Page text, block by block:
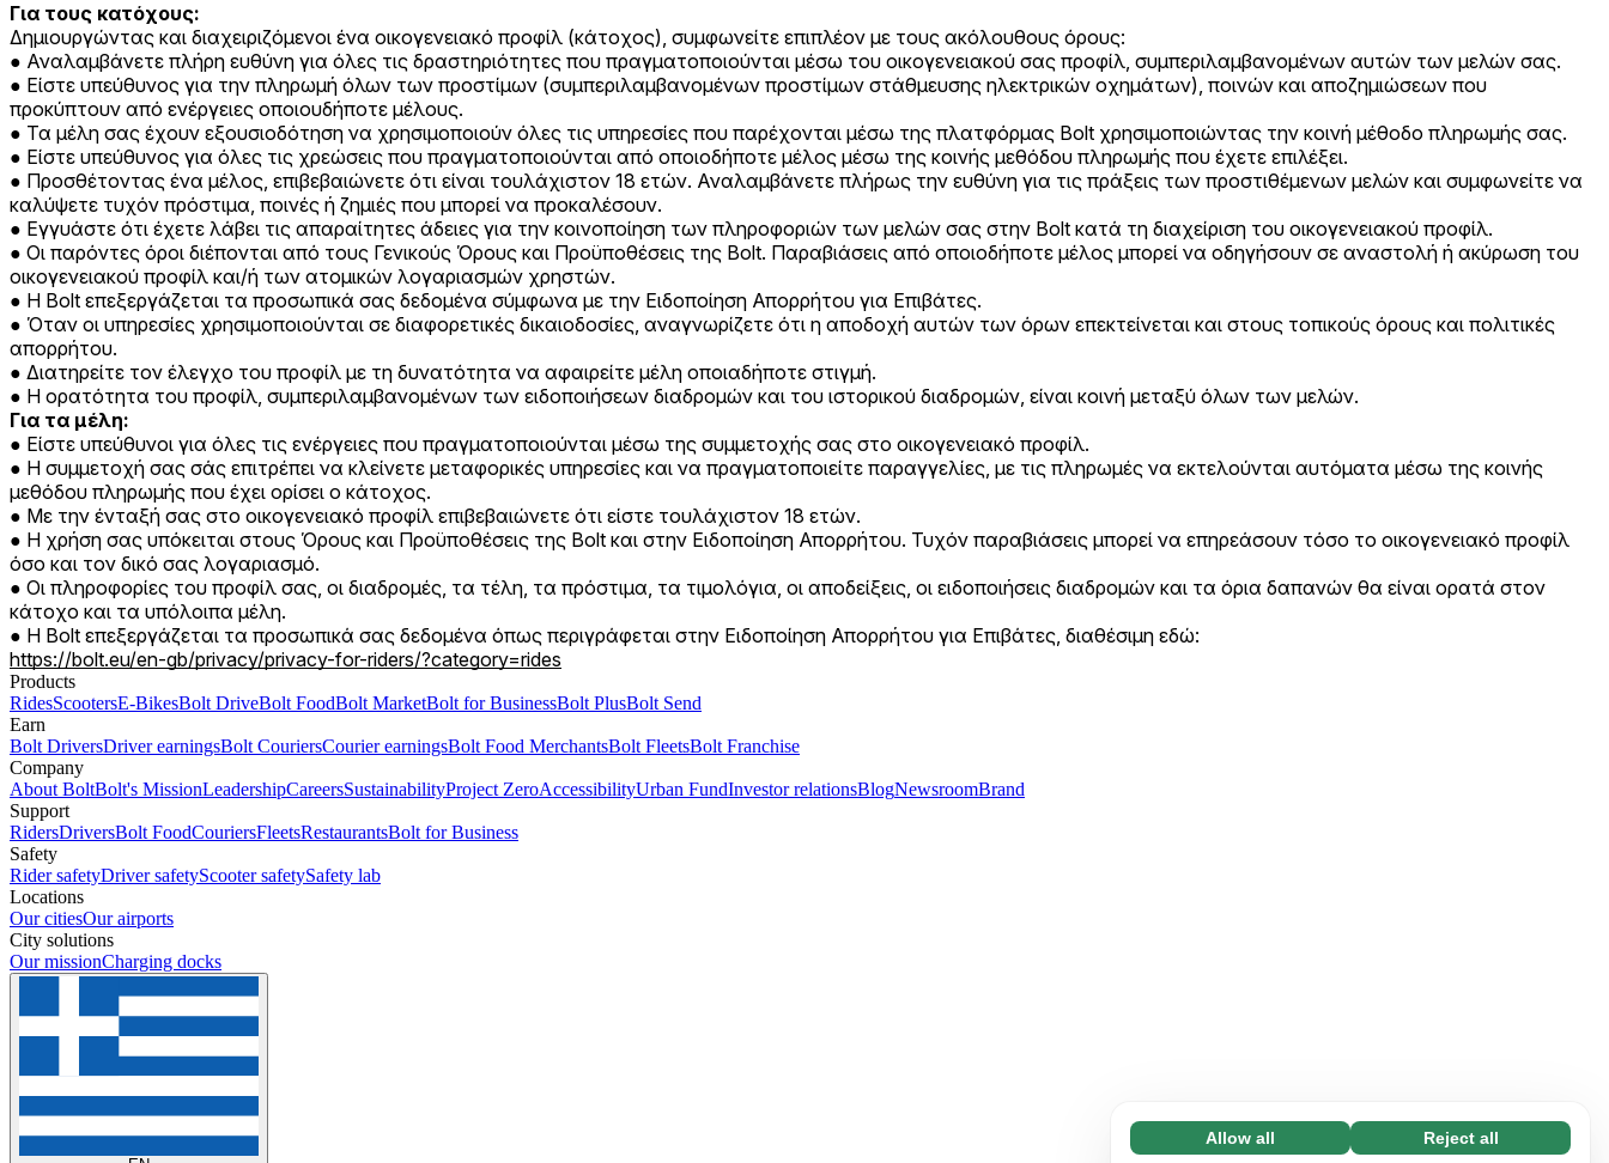
Necessary (65)
Allow all Reject all
Για τους κατόχους:
Δημιουργώντας και διαχειριζόμενοι ένα οικογενειακό προφίλ (κάτοχος), συμφωνείτε επιπλέον με τους ακόλουθους όρους:
Αναλαμβάνετε πλήρη ευθύνη για όλες τις δραστηριότητες που πραγματοποιούνται μέσω του οικογενειακού σας προφίλ, συμπεριλαμβανομένων αυτών των μελών σας.
Είστε υπεύθυνος για την πληρωμή όλων των προστίμων (συμπεριλαμβανομένων προστίμων στάθμευσης ηλεκτρικών οχημάτων), ποινών και αποζημιώσεων που
προκύπτουν από ενέργειες οποιουδήποτε μέλους.
Τα μέλη σας έχουν εξουσιοδότηση να χρησιμοποιούν όλες τις υπηρεσίες που παρέχονται μέσω της πλατφόρμας Bolt χρησιμοποιώντας την κοινή μέθοδο πληρωμής σας.
Είστε υπεύθυνος για όλες τις χρεώσεις που πραγματοποιούνται από οποιοδήποτε μέλος μέσω της κοινής μεθόδου πληρωμής που έχετε επιλέξει.
Προσθέτοντας ένα μέλος, επιβεβαιώνετε ότι είναι τουλάχιστον 18 ετών. Αναλαμβάνετε πλήρως την ευθύνη για τις πράξεις των προστιθέμενων μελών και συμφωνείτε να
καλύψετε τυχόν πρόστιμα, ποινές ή ζημιές που μπορεί να προκαλέσουν.
Εγγυάστε ότι έχετε λάβει τις απαραίτητες άδειες για την κοινοποίηση των πληροφοριών των μελών σας στην Bolt κατά τη διαχείριση του οικογενειακού προφίλ.
Οι παρόντες όροι διέπονται από τους Γενικούς Όρους και Προϋποθέσεις της Bolt. Παραβιάσεις από οποιοδήποτε μέλος μπορεί να οδηγήσουν σε αναστολή ή ακύρωση του
οικογενειακού προφίλ και/ή των ατομικών λογαριασμών χρηστών.
Η Bolt επεξεργάζεται τα προσωπικά σας δεδομένα σύμφωνα με την Ειδοποίηση Απορρήτου για Επιβάτες.
Όταν οι υπηρεσίες χρησιμοποιούνται σε διαφορετικές δικαιοδοσίες, αναγνωρίζετε ότι η αποδοχή αυτών των όρων επεκτείνεται και στους τοπικούς όρους και πολιτικές
απορρήτου.
Διατηρείτε τον έλεγχο του προφίλ με τη δυνατότητα να αφαιρείτε μέλη οποιαδήποτε στιγμή.
Η ορατότητα του προφίλ, συμπεριλαμβανομένων των ειδοποιήσεων διαδρομών και του ιστορικού διαδρομών, είναι κοινή μεταξύ όλων των μελών.
Για τα μέλη:
Είστε υπεύθυνοι για όλες τις ενέργειες που πραγματοποιούνται μέσω της συμμετοχής σας στο οικογενειακό προφίλ.
Η συμμετοχή σας σάς επιτρέπει να κλείνετε μεταφορικές υπηρεσίες και να πραγματοποιείτε παραγγελίες, με τις πληρωμές να εκτελούνται αυτόματα μέσω της κοινής
μεθόδου πληρωμής που έχει ορίσει ο κάτοχος.
Με την ένταξή σας στο οικογενειακό προφίλ επιβεβαιώνετε ότι είστε τουλάχιστον 18 ετών.
Η χρήση σας υπόκειται στους Όρους και Προϋποθέσεις της Bolt και στην Ειδοποίηση Απορρήτου. Τυχόν παραβιάσεις μπορεί να επηρεάσουν τόσο το οικογενειακό προφίλ
όσο και τον δικό σας λογαριασμό.
Οι πληροφορίες του προφίλ σας, οι διαδρομές, τα τέλη, τα πρόστιμα, τα τιμολόγια, οι αποδείξεις, οι ειδοποιήσεις διαδρομών και τα όρια δαπανών θα είναι ορατά στον
κάτοχο και τα υπόλοιπα μέλη.
Η Bolt επεξεργάζεται τα προσωπικά σας δεδομένα όπως περιγράφεται στην Ειδοποίηση Απορρήτου για Επιβάτες, διαθέσιμη εδώ:
https://bolt.eu/en-gb/privacy/privacy-for-riders/?category=rides
Products
RidesScootersE-BikesBolt DriveBolt FoodBolt MarketBolt for BusinessBolt PlusBolt Send
Earn
Bolt DriversDriver earningsBolt CouriersCourier earningsBolt Food MerchantsBolt FleetsBolt Franchise
Company
About BoltBolt's MissionLeadershipCareersSustainabilityProject ZeroAccessibilityUrban FundInvestor relationsBlogNewsroomBrand
Support
RidersDriversBolt FoodCouriersFleetsRestaurantsBolt for Business
Safety
Rider safetyDriver safetyScooter safetySafety lab
Locations
Our citiesOur airports
City solutions
Our missionCharging docks